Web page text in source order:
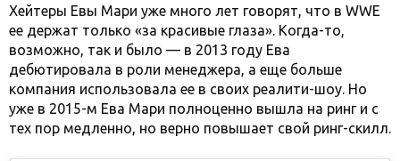
Хейтеры Евы Мари уже много лет говорят, что в WWE
ее держат только «за красивые глаза». Когда-то,
возможно, так и было — в 2013 году Ева
дебютировала в роли менеджера, а еще больше
компания использовала ее в своих реалити-шоу. Но
уже в 2015-м Ева Мари полноценно вышла на ринг и с
тех пор медленно, но верно повышает свой ринг-скилл.